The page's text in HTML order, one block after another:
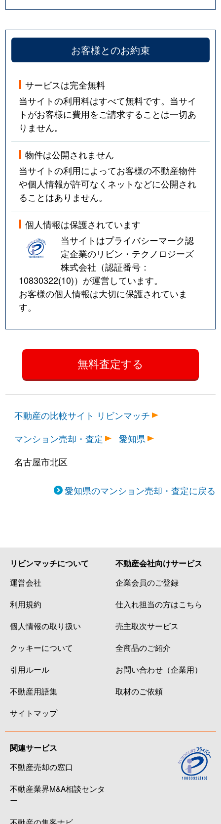
お客様とのお約束
サービスは完全無料
当サイトの利用料はすべて無料です。当サイ
トがお客様に費用をご請求することは一切あ
りません。
物件は公開されません
当サイトの利用によってお客様の不動産物件
や個人情報が許可なくネットなどに公開され
ることはありません。
個人情報は保護されています
当サイトはプライバシーマーク認
定企業のリビン・テクノロジーズ
株式会社（認証番号：
10830322(10)）が運営しています。
お客様の個人情報は大切に保護されていま
す。
不動産の比較サイト リビンマッチ
マンション売却・査定
愛知県
名古屋市北区
愛知県のマンション売却・査定に戻る
リビンマッチについて
運営会社
利用規約
個人情報の取り扱い
クッキーについて
引用ルール
不動産用語集
サイトマップ
不動産会社向けサービス
企業会員のご登録
仕入れ担当の方はこちら
売主取次サービス
全商品のご紹介
お問い合わせ（企業用）
取材のご依頼
関連サービス
不動産売却の窓口
不動産業界M&A相談センタ
ー